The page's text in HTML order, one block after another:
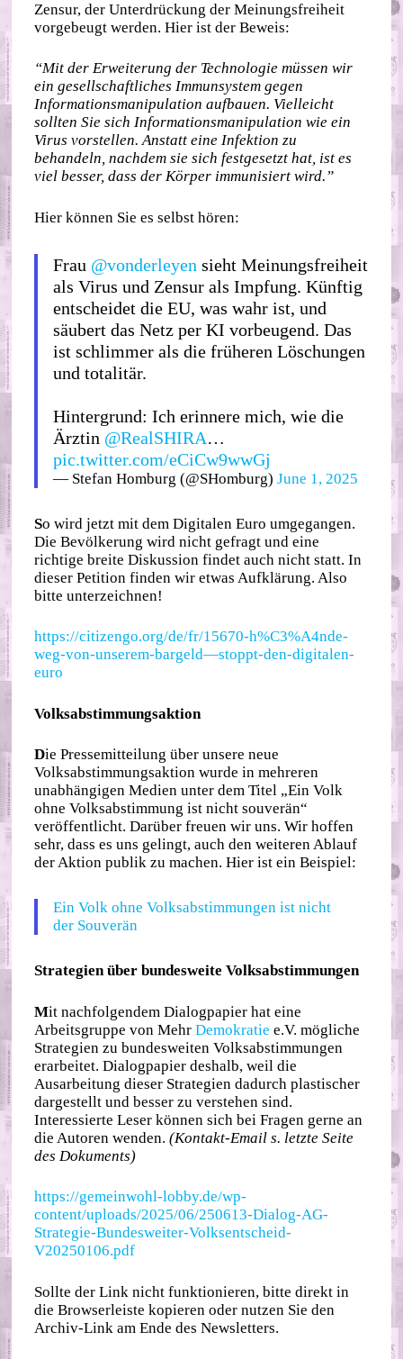
Zensur, der Unterdrückung der Meinungsfreiheit
vorgebeugt werden. Hier ist der Beweis:
“Mit der Erweiterung der Technologie müssen wir
ein gesellschaftliches Immunsystem gegen
Informationsmanipulation aufbauen. Vielleicht
sollten Sie sich Informationsmanipulation wie ein
Virus vorstellen. Anstatt eine Infektion zu
behandeln, nachdem sie sich festgesetzt hat, ist es
viel besser, dass der Körper immunisiert wird.”
Hier können Sie es selbst hören:
Frau @vonderleyen sieht Meinungsfreiheit
als Virus und Zensur als Impfung. Künftig
entscheidet die EU, was wahr ist, und
säubert das Netz per KI vorbeugend. Das
ist schlimmer als die früheren Löschungen
und totalitär.
Hintergrund: Ich erinnere mich, wie die
Ärztin @RealSHIRA…
pic.twitter.com/eCiCw9wwGj
— Stefan Homburg (@SHomburg)June 1, 2025
So wird jetzt mit dem Digitalen Euro umgegangen.
Die Bevölkerung wird nicht gefragt und eine
richtige breite Diskussion findet auch nicht statt. In
dieser Petition finden wir etwas Aufklärung. Also
bitte unterzeichnen!
https://citizengo.org/de/fr/15670-h%C3%A4nde-
weg-von-unserem-bargeld—stoppt-den-digitalen-
euro
Volksabstimmungsaktion
Die Pressemitteilung über unsere neue
Volksabstimmungsaktion wurde in mehreren
unabhängigen Medien unter dem Titel „Ein Volk
ohne Volksabstimmung ist nicht souverän“
veröffentlicht. Darüber freuen wir uns. Wir hoffen
sehr, dass es uns gelingt, auch den weiteren Ablauf
der Aktion publik zu machen. Hier ist ein Beispiel:
Ein Volk ohne Volksabstimmungen ist nicht
der Souverän
Strategien über bundesweite Volksabstimmungen
Mit nachfolgendem Dialogpapier hat eine
Arbeitsgruppe von MehrDemokratie e.V. mögliche
Strategien zu bundesweiten Volksabstimmungen
erarbeitet. Dialogpapier deshalb, weil die
Ausarbeitung dieser Strategien dadurch plastischer
dargestellt und besser zu verstehen sind.
Interessierte Leser können sich bei Fragen gerne an
die Autoren wenden.(Kontakt-Email s. letzte Seite
des Dokuments)
https://gemeinwohl-lobby.de/wp-
content/uploads/2025/06/250613-Dialog-AG-
Strategie-Bundesweiter-Volksentscheid-
V20250106.pdf
Sollte der Link nicht funktionieren, bitte direkt in
die Browserleiste kopieren oder nutzen Sie den
Archiv-Link am Ende des Newsletters.